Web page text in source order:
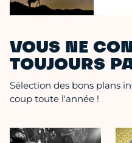
VOUS NE
TOUJOURS
Sélection des bons plans
coup toute l'année !